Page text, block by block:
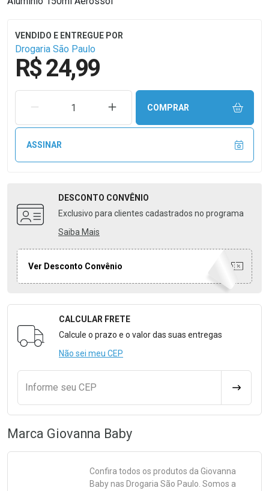
Drogaria São Paulo
R$ 24,99
REMOVER UMA UNIDADEAUMENTAR UMA UNIDADE
COMPRAR
ASSINAR
DESCONTO CONVÊNIO
Exclusivo para clientes cadastrados no programa
Saiba Mais
Ver Desconto Convênio
Formulário para Calcular o Frete
CALCULAR FRETE
Calcule o prazo e o valor das suas entregas
Não sei meu CEP
Informe seu CEP
Marca Giovanna Baby
Confira todos os produtos da Giovanna
Babynas Drogaria São Paulo. Somos a